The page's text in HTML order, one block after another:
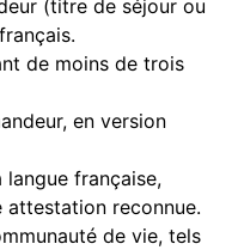
(titre de séjour ou
de moins de trois
en version
langue française,
attestation reconnue.
de vie, tels